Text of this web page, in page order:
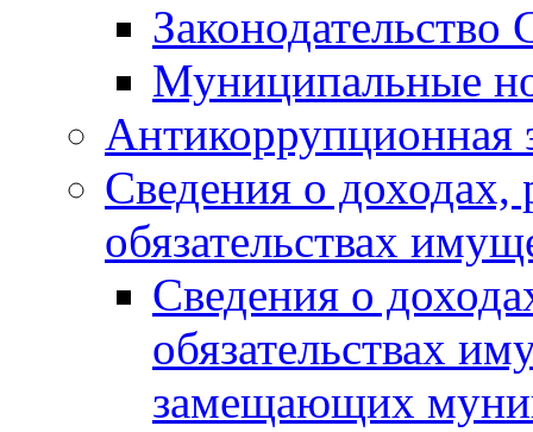
Законодательство
Муниципальные
Антикоррупционная
Сведения о доходах,
обязательствах
Сведения о
обязательствах
замещающих